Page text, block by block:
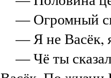
— Огромный
— Я не Васёк,
— Чё ты